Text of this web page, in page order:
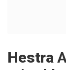
Hestra